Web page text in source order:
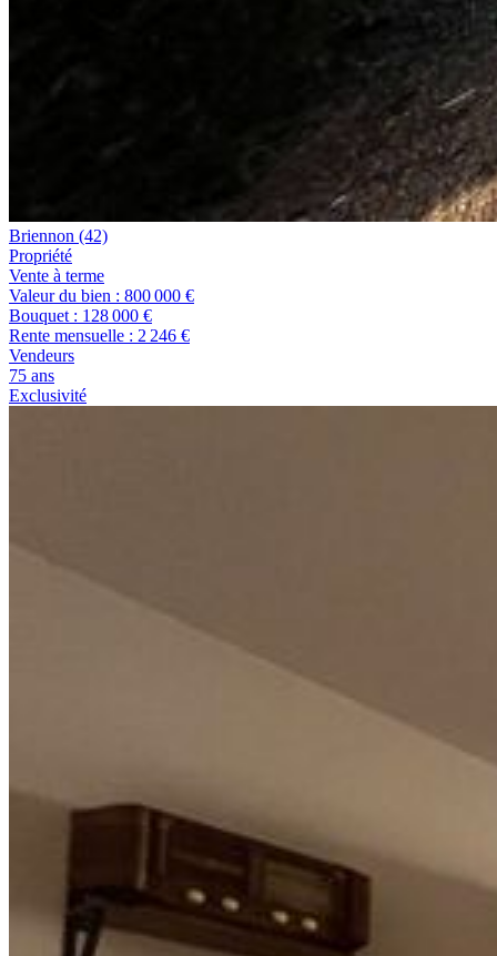
Briennon (42)
propriété
Vente à terme
Valeur du bien : 800 000 €
Bouquet : 128 000 €
Rente mensuelle : 2 246 €
Vendeurs
75 ans
Exclusivité